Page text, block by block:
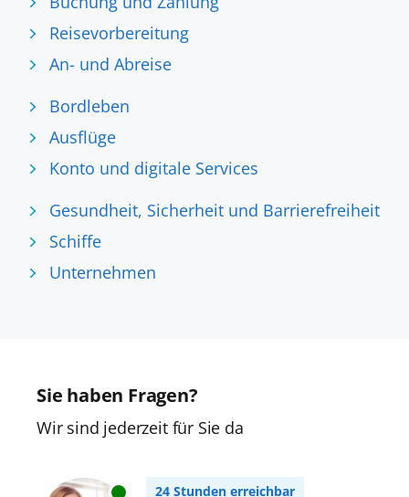
Reisevorbereitung
An- und Abreise
Bordleben
Ausflüge
Konto und digitale Services
Gesundheit, Sicherheit und Barrierefreiheit
Schiffe
Unternehmen
Sie haben Fragen?
Wir sind jederzeit für Sie da
24 Stunden erreichbar